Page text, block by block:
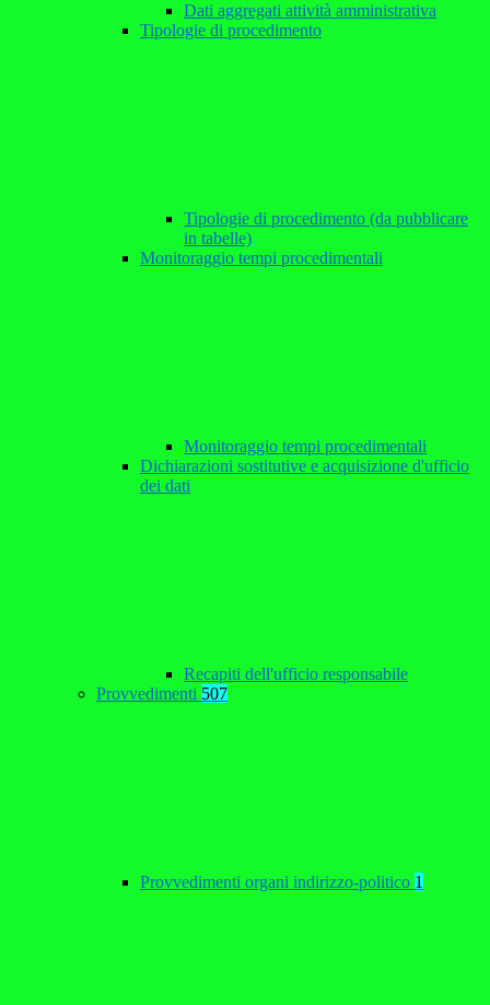
Dati aggregati attività amministrativa
Tipologie di procedimento
Tipologie di procedimento (da pubblicare
in tabelle)
Monitoraggio tempi procedimentali
Monitoraggio tempi procedimentali
Dichiarazioni sostitutive e acquisizione d'ufficio
dei dati
Recapiti dell'ufficio responsabile
Provvedimenti 507
Provvedimenti organi indirizzo-politico 1